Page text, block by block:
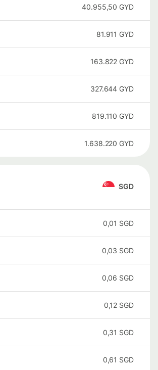
40.955,50 GYD
81.911 GYD
163.822 GYD
327.644 GYD
819.110 GYD
1.638.220 GYD
SGD
0,01 SGD
0,03 SGD
0,06 SGD
0,12 SGD
0,31 SGD
0,61 SGD